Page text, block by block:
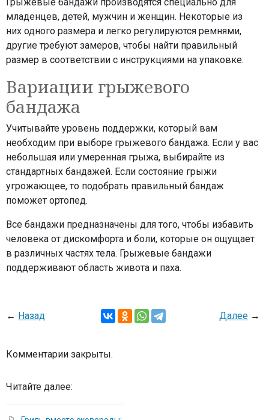
младенцев, детей, мужчин и женщин. Некоторые из
них одного размера и легко регулируются ремнями,
другие требуют замеров, чтобы найти правильный
размер в соответствии с инструкциями на упаковке.
Вариации грыжевого
бандажа
Учитывайте уровень поддержки, который вам
необходим при выборе грыжевого бандажа. Если у вас
небольшая или умеренная грыжа, выбирайте из
стандартных бандажей. Если состояние грыжи
угрожающее, то подобрать правильный бандаж
поможет ортопед.
Все бандажи предназначены для того, чтобы избавить
человека от дискомфорта и боли, которые он ощущает
в различных частях тела. Грыжевые бандажи
поддерживают область живота и паха.
← Назад Далее →
Комментарии закрыты.
Читайте далее: